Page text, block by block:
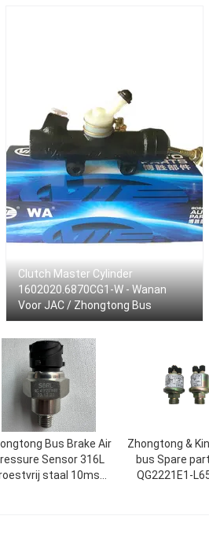
Clutch Master Cylinder
1602020.6870CG1-W - Wanan
Voor JAC / Zhongtong Bus
Bus Brake Air
Sensor 316L
staal 10ms
Zhongtong &
bus Spare
QG2221E1-